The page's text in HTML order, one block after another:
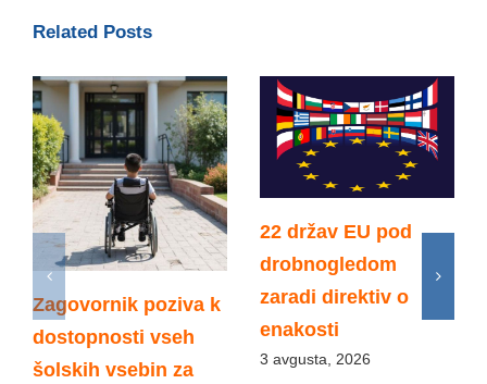
Related Posts
Zagovornik poziva k
dostopnosti vseh
šolskih vsebin za
22 držav EU pod
drobnogledom
zaradi direktiv o
enakosti
3 avgusta, 2026